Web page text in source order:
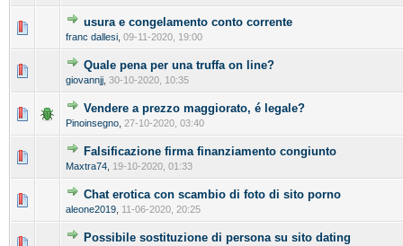
usura e congelamento conto corrente
franc dallesi 09-11-2020, 19:00
Quale pena per una truffa on line?
giovannjj 30-10-2020, 10:35
Vendere a prezzo maggiorato, é legale?
Pinoinsegno 27-10-2020, 03:40
Falsificazione firma finanziamento congiunto
Maxtra74 19-10-2020, 01:33
Chat erotica con scambio di foto di sito porno
aleone2019 11-06-2020, 20:25
Possibile sostituzione di persona su sito dating